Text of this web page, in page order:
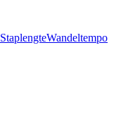
StaplengteWandeltempo